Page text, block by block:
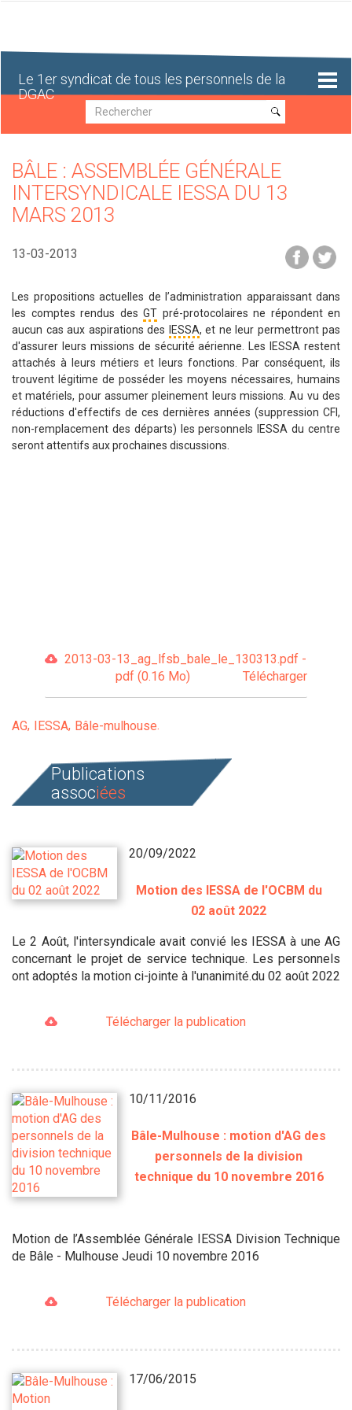
Le 1er syndicat de tous les personnels de la
DGAC
Recherche
Recherche
BÂLE : ASSEMBLÉE GÉNÉRALE
INTERSYNDICALE IESSA DU 13
MARS 2013
13-03-2013
Les propositions actuelles de l’administration apparaissant dans
les comptes rendus des GT pré-protocolaires ne répondent en
aucun cas aux aspirations des
IESSA, et ne leur permettront pas
d'assurer leurs missions de sécurité aérienne. Les IESSA restent
attachés à leurs métiers et leurs fonctions. Par conséquent, ils
trouvent légitime de posséder les moyens nécessaires, humains
et matériels, pour assumer pleinement leurs missions. Au vu des
réductions d'effectifs de ces dernières années (suppression CFI,
non-remplacement des départs) les personnels IESSA du centre
seront attentifs aux prochaines discussions.
2013-03-13_ag_lfsb_bale_le_130313.pdf -
pdf (0.16 Mo)
Télécharger
AG IESSA Bâle-mulhouse
Publications
associées
20/09/2022
Motion des IESSA de l'OCBM du
02 août 2022
Le 2 Août, l'intersyndicale avait convié les IESSA à une AG
concernant le projet de service technique. Les personnels
ont adoptés la motion ci-jointe à l'unanimité.du 02 août 2022
Télécharger la publication
10/11/2016
Bâle-Mulhouse : motion d'AG des
personnels de la division
technique du 10 novembre 2016
Motion de l’Assemblée Générale IESSA Division Technique
de Bâle - Mulhouse Jeudi 10 novembre 2016
Télécharger la publication
17/06/2015